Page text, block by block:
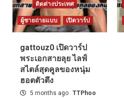
ติดต่างประเทศ
ผู้ชายถ่ายแบบ เปิดวาร์ป
gattouz0 เปิดวาร์ป
พระเอกสายลุย ไลฟ์
สไตล์สุดคูลของหนุ่ม
ฮอตตัวตึง
5 months ago TTPhoo